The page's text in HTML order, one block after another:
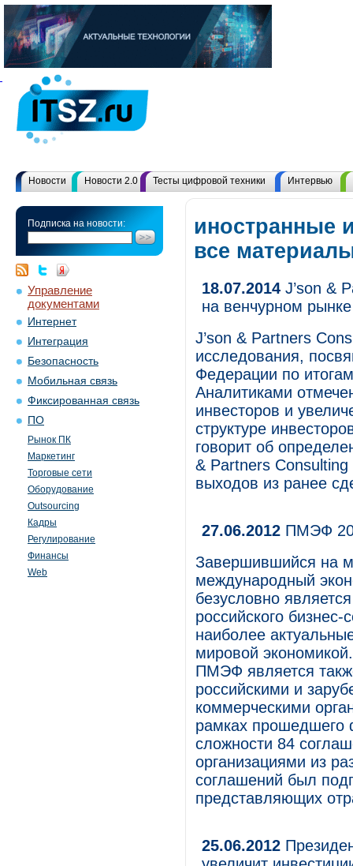
Новости Новости 2.0 Тесты цифровой техники Интервью
Подписка на новости:
Управление
документами
Интернет
Интеграция
Безопасность
Мобильная связь
Фиксированная связь
ПО
Рынок ПК
Маркетинг
Торговые сети
Оборудование
Outsourcing
Кадры
Регулирование
Финансы
Web
иностранные
все
18.07.2014 J’son &
на венчурном рынке
J’son & Partners
исследования,
Федерации по
Аналитиками
инвесторов и
структуре
говорит об
& Partners
выходов из ранее
27.06.2012 ПМЭФ
Завершившийся на
международный
безусловно
российского
наиболее
мировой
ПМЭФ является
российскими и
коммерческими
рамках
сложности 84
организациями из
соглашений был
представляющих
25.06.2012